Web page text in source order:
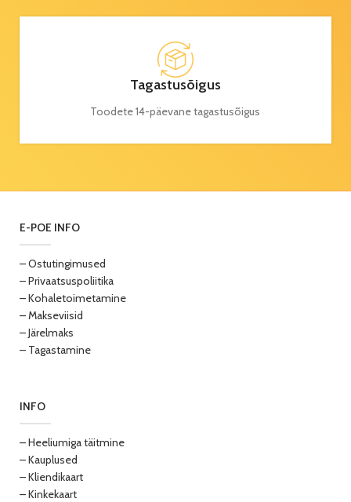
Tagastusõigus
Toodete 14-päevane tagastusõigus
E-POE INFO
– Ostutingimused
– Privaatsuspoliitika
– Kohaletoimetamine
– Makseviisid
– Järelmaks
– Tagastamine
INFO
– Heeliumiga täitmine
– Kauplused
– Kliendikaart
– Kinkekaart